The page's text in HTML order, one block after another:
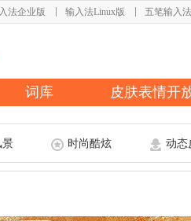
法企业版 输入法Linux版 五笔输入法
词库 皮肤表情开
景 时尚酷炫 动态